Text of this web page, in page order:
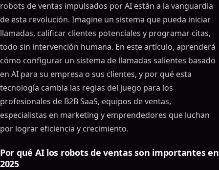
robots de ventas impulsados por AI están a la vanguardia
de esta revolución. Imagine un sistema que pueda iniciar
llamadas, calificar clientes potenciales y programar citas,
todo sin intervención humana. En este artículo, aprenderá
cómo configurar un sistema de llamadas salientes basado
en AI para su empresa o sus clientes, y por qué esta
tecnología cambia las reglas del juego para los
profesionales de B2B SaaS, equipos de ventas,
especialistas en marketing y emprendedores que luchan
por lograr eficiencia y crecimiento.
Por qué AI los robots de ventas son importantes en
2025